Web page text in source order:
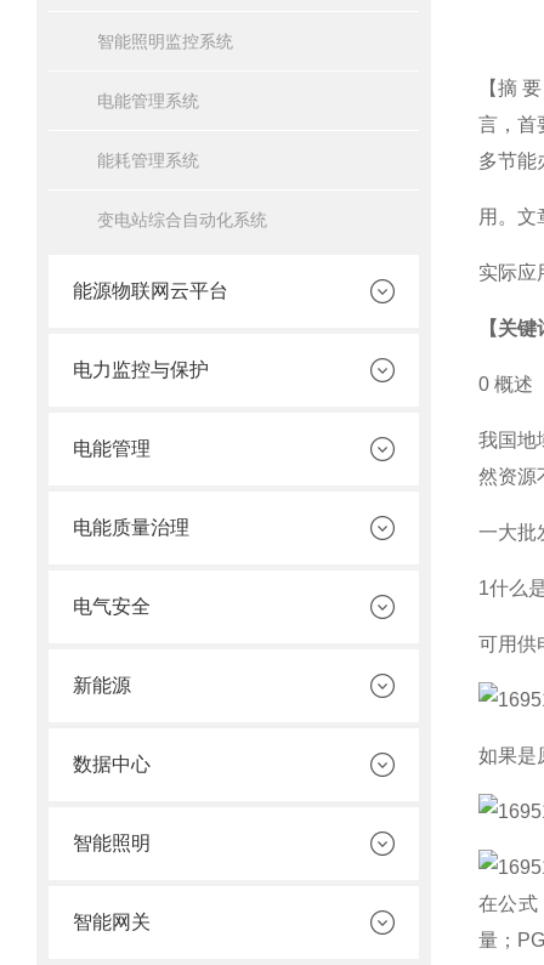
智能照明监控系统
电能管理系统
能耗管理系统
变电站综合自动化系统
能源物联网云平台
电力监控与保护
电能管理
电能质量治理
电气安全
新能源
数据中心
智能照明
智能网关
【摘
言，首
多节能
用。文
实际应
【关
0 概述
我国地
然资源
一大批
1什么
可用供
如果是
在公式
量；